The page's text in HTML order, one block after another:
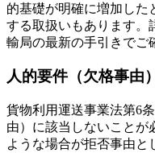
的基礎が明確に増加した
する取扱いもあります。
輸局の最新の手引きでご
人的要件（欠格事由）
貨物利用運送事業法第6
由）に該当しないことが
ような場合が拒否事由と